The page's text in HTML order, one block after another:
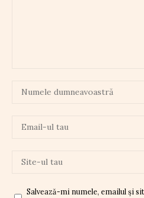
Salvează-mi numele, emailul și